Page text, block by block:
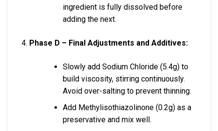
ingredient is fully dissolved before
adding the next.
Phase D – Final Adjustments and Additives:
Slowly add Sodium Chloride (5.4g) to
build viscosity, stirring continuously.
Avoid over-salting to prevent thinning.
Add Methylisothiazolinone (0.2g) as a
preservative and mix well.